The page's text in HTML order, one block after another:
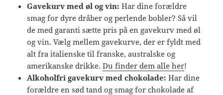
Gavekurv med øl og vin: Har dine forældre
smag for dyre dråber og perlende bobler? Så vil
de med garanti sætte pris på en gavekurv med øl
og vin. Vælg mellem gavekurve, der er fyldt med
alt fra italienske til franske, australske og
amerikanske drikke.Du finder dem alle her!
Alkoholfri gavekurv med chokolade: Har dine
forældre en sød tand og smag for chokolade af